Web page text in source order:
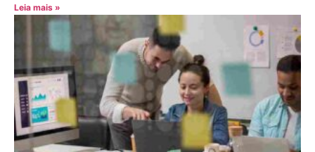
Leia mais »